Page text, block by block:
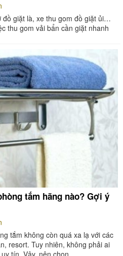
đồ giặt là, xe thu gom đồ giặt ủi…
thu gom vải bẩn cần giặt nhanh
tắm hãng nào? Gợi ý
tắm không còn quá xa lạ với các
resort. Tuy nhiên, không phải ai